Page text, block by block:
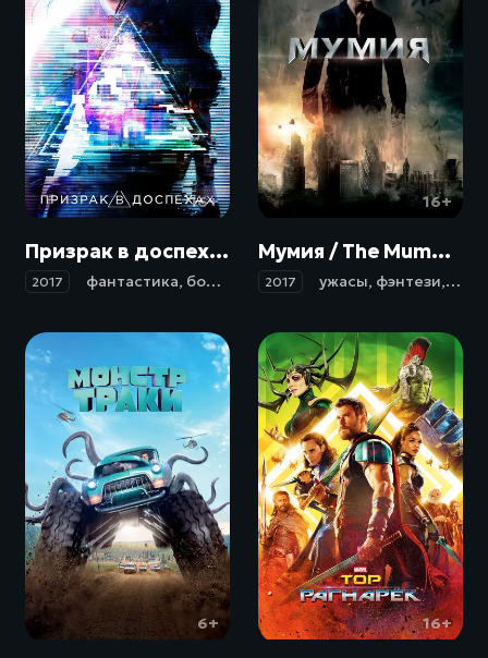
16+
Призрак в доспехах / Ghost in the Shell (2017)
2017 фантастика, боевик триллер ,драма ,криминал
16+
Мумия / The Mummy (2017)
2017 ужасы, фэнтези,
6+ 16+